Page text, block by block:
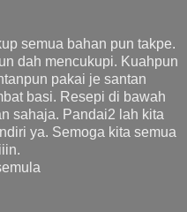
semua bahan pun takpe.
dah mencukupi. Kuahpun
pakai je santan
basi. Resepi di bawah
sahaja. Pandai2 lah kita
ya. Semoga kita semua